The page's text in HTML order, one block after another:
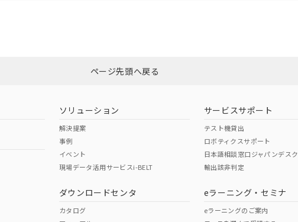
ダウンロードはこちらページ先頭へ戻る
ソリューション
解決提案
事例
イベント
現場データ活用サービスi-BELT
ダウンロードセンタ
カタログ
サービスサポート
テスト機貸出
ロボティクスサポート
日本語相談窓口ジャパンデスク
輸出該非判定
eラーニング・セミナ
eラーニングのご案内